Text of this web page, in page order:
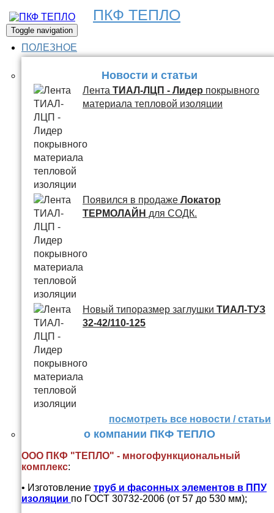
ПКФ ТЕПЛО
Toggle navigation
ПОЛЕЗНОЕ
Новости и статьи
Лента ТИАЛ-ЛЦП - Лидер покрывного
материала тепловой изоляции
Появился в продаже Локатор
ТЕРМОЛАЙН для СОДК.
Новый типоразмер заглушки ТИАЛ-ТУЗ
32-42/110-125
посмотреть все новости / статьи
о компании ПКФ ТЕПЛО
ООО ПКФ "ТЕПЛО" - многофункциональный
комплекс:
• Изготовление труб и фасонных элементов в ППУ
изоляции по ГОСТ 30732-2006 (от 57 до 530 мм);